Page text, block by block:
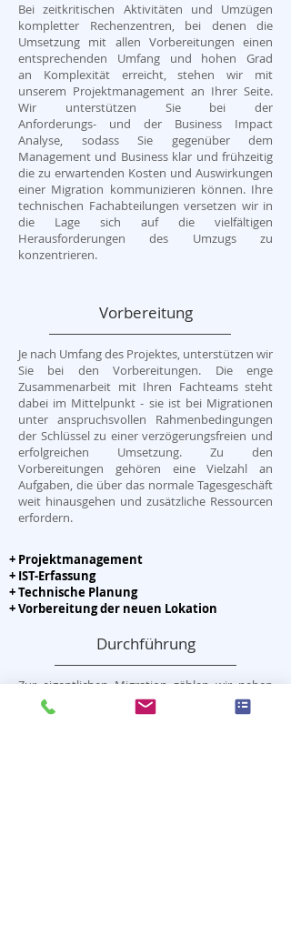
Bei zeitkritischen Aktivitäten und Umzügen
kompletter Rechenzentren, bei denen die
Umsetzung mit allen Vorbereitungen einen
entsprechenden Umfang und hohen Grad
an Komplexität erreicht, stehen wir mit
unserem Projektmanagement an Ihrer Seite.
Wir unterstützen Sie bei der
Anforderungs- und der Business Impact
Analyse, sodass Sie gegenüber dem
Management und Business klar und frühzeitig
die zu erwartenden Kosten und Auswirkungen
einer Migration kommunizieren können. Ihre
technischen Fachabteilungen versetzen wir in
die Lage sich auf die vielfältigen
Herausforderungen des Umzugs zu
konzentrieren.
Vorbereitung
Je nach Umfang des Projektes, unterstützen wir
Sie bei den Vorbereitungen. Die enge
Zusammenarbeit mit Ihren Fachteams steht
dabei im Mittelpunkt - sie ist bei Migrationen
unter anspruchsvollen Rahmenbedingungen
der Schlüssel zu einer verzögerungsfreien und
erfolgreichen Umsetzung. Zu den
Vorbereitungen gehören eine Vielzahl an
Aufgaben, die über das normale Tagesgeschäft
weit hinausgehen und zusätzliche Ressourcen
erfordern.
+ Projektmanagement
+ IST-Erfassung
+ Technische Planung
+ Vorbereitung der neuen Lokation
Durchführung
Zur eigentlichen Migration zählen wir neben
der Koordination des Ablaufs, der Techniker
und der Umzugsteams an den